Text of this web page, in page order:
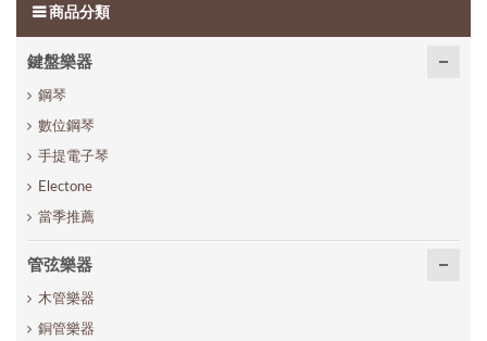
商品分類
鍵盤樂器
鋼琴
數位鋼琴
手提電子琴
Electone
當季推薦
管弦樂器
木管樂器
銅管樂器